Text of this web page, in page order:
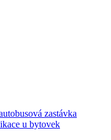
zastávka
u bytovek